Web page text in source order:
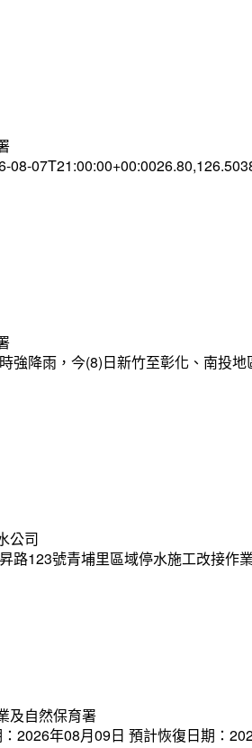
08-
強降雨，今(8)日新竹至彰化、南投
公司
路123號青埔里區域停水施工改接作
及自然保育署
2026年08月09日 預計恢復日期：